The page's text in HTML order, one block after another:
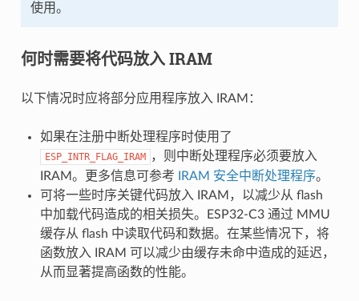
使用。
何时需要将代码放入 IRAM
以下情况时应将部分应用程序放入 IRAM：
如果在注册中断处理程序时使用了
ESP_INTR_FLAG_IRAM ，则中断处理程序必须要放入
IRAM。更多信息可参考
IRAM 安全中断处理程序。
可将一些时序关键代码放入 IRAM，以减少从 flash
中加载代码造成的相关损失。ESP32-C3 通过 MMU
缓存从 flash 中读取代码和数据。在某些情况下，将
函数放入 IRAM 可以减少由缓存未命中造成的延迟，
从而显著提高函数的性能。